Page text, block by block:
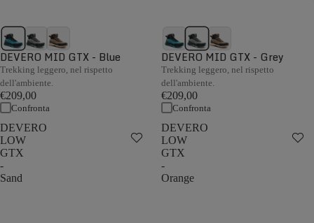
DEVERO MID GTX - Blue
Trekking leggero, nel rispetto
dell'ambiente.
€209,00
Confronta
DEVERO MID GTX - Grey
Trekking leggero, nel rispetto
dell'ambiente.
€209,00
Confronta
DEVERO
LOW
GTX
-
Sand
DEVERO
LOW
GTX
-
Orange